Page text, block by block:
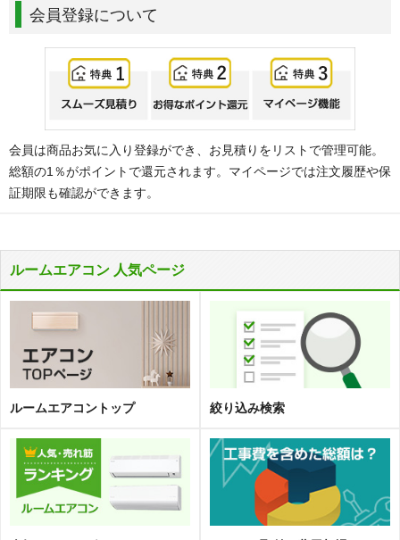
会員登録について
会員は商品お気に入り登録ができ、お見積りをリストで管理可能。
総額の1％がポイントで還元されます。マイページでは注文履歴や保
証期限も確認ができます。
ルームエアコン 人気ページ
ルームエアコントップ 絞り込み検索